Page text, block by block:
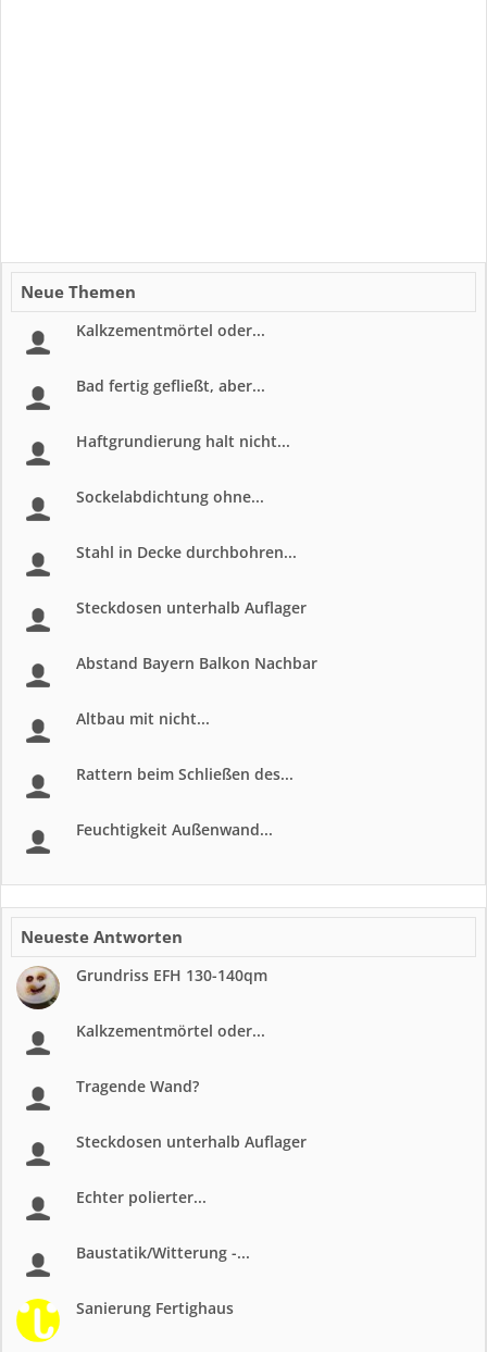
Neue Themen
Kalkzementmörtel oder...
Bad fertig gefließt, aber...
Haftgrundierung halt nicht...
Sockelabdichtung ohne...
Stahl in Decke durchbohren...
Steckdosen unterhalb Auflager
Abstand Bayern Balkon Nachbar
Altbau mit nicht...
Rattern beim Schließen des...
Feuchtigkeit Außenwand...
Neueste Antworten
Grundriss EFH 130-140qm
Kalkzementmörtel oder...
Tragende Wand?
Steckdosen unterhalb Auflager
Echter polierter...
Baustatik/Witterung -...
Sanierung Fertighaus